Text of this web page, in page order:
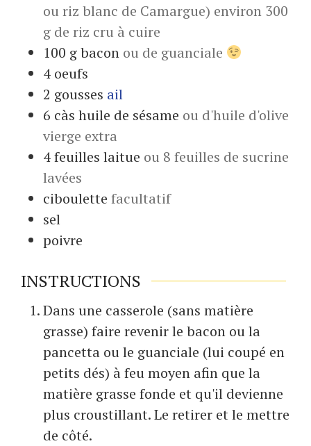
ou riz blanc de Camargue) environ 300
g de riz cru à cuire
100 gbacon ou de guanciale
4 oeufs
2 gousses ail
6 càs huile de sésame ou d'huile d'olive
vierge extra
4feuilles laitue ou 8 feuilles de sucrine
lavées
ciboulette facultatif
sel
poivre
INSTRUCTIONS
Dans une casserole (sans matière
grasse) faire revenir le bacon ou la
pancetta ou le guanciale (lui coupé en
petits dés) à feu moyen afin que la
matière grasse fonde et qu'il devienne
plus croustillant. Le retirer et le mettre
de côté.